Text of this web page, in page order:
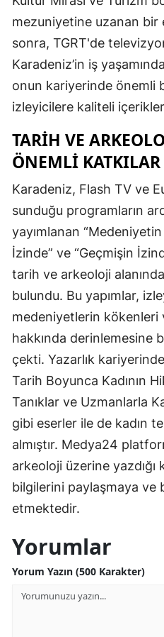
mezuniyetine uzanan bir
sonra, TGRT'de
Karadeniz’in iş
onun kariyerinde önemli
izleyicilere kaliteli
TARIH VE
ÖNEMLI KATKILAR
Karadeniz, Flash TV ve
sunduğu programların
yayımlanan “Medeniyetin
İzinde” ve “Geçmişin
tarih ve arkeoloji
bulundu. Bu yapımlar,
medeniyetlerin kökenleri
hakkında derinlemesine
çekti. Yazarlık
Tarih Boyunca Kadının
Tanıklar ve Uzmanlarla
gibi eserler ile de kadın
almıştır. Medya24
arkeoloji üzerine yazdığı
bilgilerini paylaşmaya ve
etmektedir.
Yorumlar
Yorum Yazın (500 Karakter)